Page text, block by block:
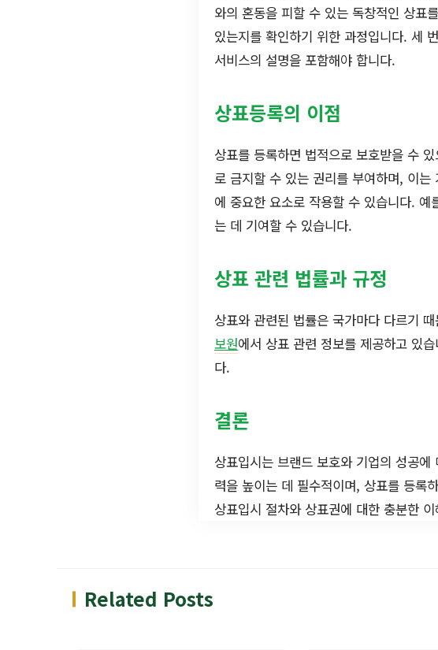
와의 혼동을 피할 수 있는 독창적인 상표
있는지를 확인하기 위한 과정입니다. 세
서비스의 설명을 포함해야 합니다.
상표등록의 이점
상표를 등록하면 법적으로 보호받을 수
로 금지할 수 있는 권리를 부여하며, 이
에 중요한 요소로 작용할 수 있습니다.
는 데 기여할 수 있습니다.
상표 관련 법률과 규정
상표와 관련된 법률은 국가마다 다르기
보원에서 상표 관련 정보를 제공하고 있
다.
결론
상표입시는 브랜드 보호와 기업의 성공
력을 높이는 데 필수적이며, 상표를 등록
상표입시 절차와 상표권에 대한 충분한
Related Posts